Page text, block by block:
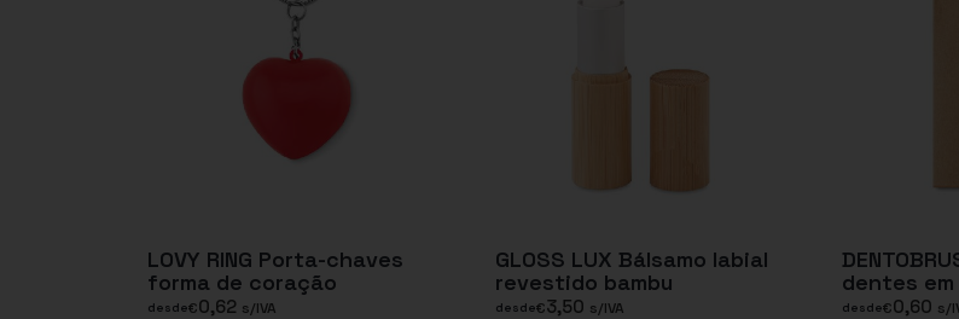
LOVY RING Porta-chaves
forma de coração
desde€0,62 s/IVA
GLOSS LUX Bálsamo labial
revestido bambu
desde€3,50 s/IVA
dentes em
desde€0,60 s/